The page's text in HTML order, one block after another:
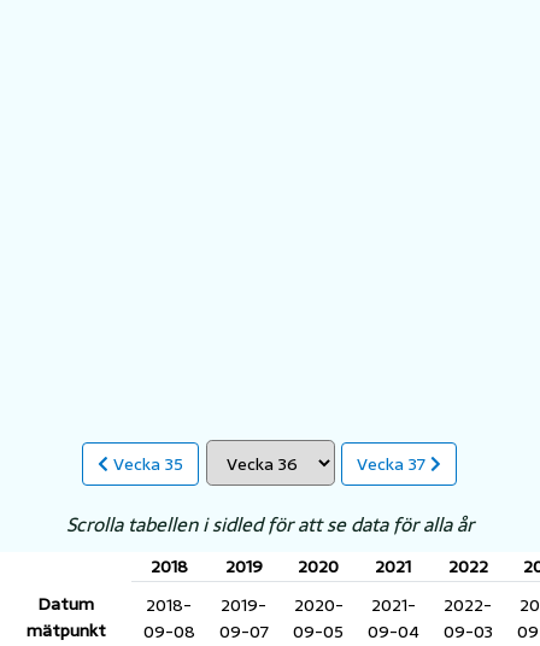
Vecka 35 Vecka 37
Scrolla tabellen i sidled för att se data för alla år
2018 2019 2020 2021 2022
Datum
mätpunkt
2018-
09-08
2019-
09-07
2020-
09-05
2021-
09-04
2022-
09-03